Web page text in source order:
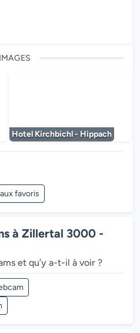
IMAGES
Hotel Kirchbichl - Hippach
favoris
à Zillertal 3000 -
et qu’y a-t-il à voir ?